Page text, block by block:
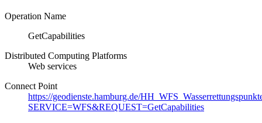
Operation Name
GetCapabilities
Distributed Computing Platforms
Web services
Connect Point
https://geodienste.hamburg.de/
SERVICE=WFS&REQUEST=GetCapabilities